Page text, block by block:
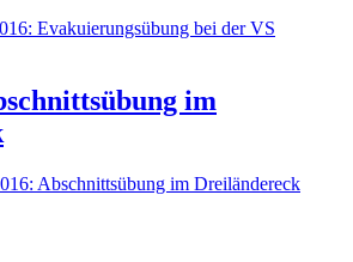
Evakuierungsübung bei der VS
im
Abschnittsübung im Dreiländereck